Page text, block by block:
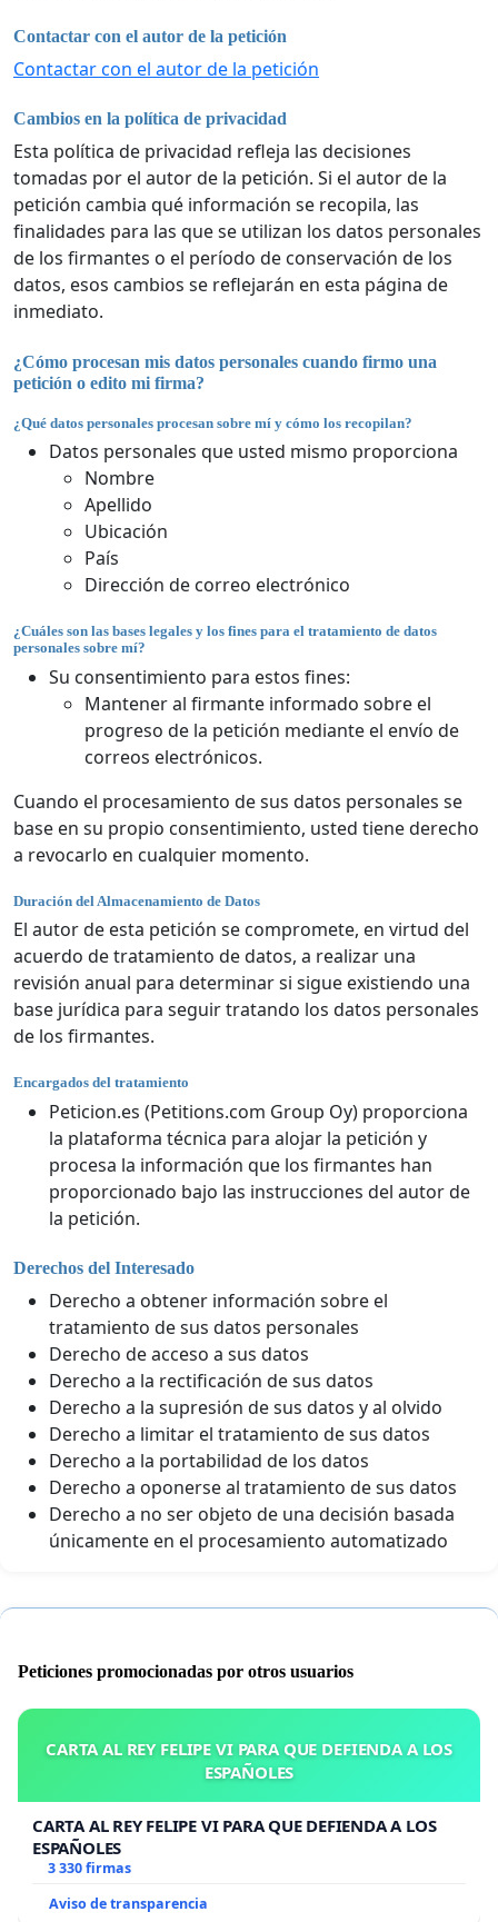
Contactar con el autor de la petición
Contactar con el autor de la petición
Cambios en la política de privacidad
Esta política de privacidad refleja las decisiones
tomadas por el autor de la petición. Si el autor de la
petición cambia qué información se recopila, las
finalidades para las que se utilizan los datos personales
de los firmantes o el período de conservación de los
datos, esos cambios se reflejarán en esta página de
inmediato.
¿Cómo procesan mis datos personales cuando firmo una
petición o edito mi firma?
¿Qué datos personales procesan sobre mí y cómo los recopilan?
Datos personales que usted mismo proporciona
Nombre
Apellido
Ubicación
País
Dirección de correo electrónico
¿Cuáles son las bases legales y los fines para el tratamiento de datos
personales sobre mí?
Su consentimiento para estos fines:
Mantener al firmante informado sobre el
progreso de la petición mediante el envío de
correos electrónicos.
Cuando el procesamiento de sus datos personales se
base en su propio consentimiento, usted tiene derecho
a revocarlo en cualquier momento.
Duración del Almacenamiento de Datos
El autor de esta petición se compromete, en virtud del
acuerdo de tratamiento de datos, a realizar una
revisión anual para determinar si sigue existiendo una
base jurídica para seguir tratando los datos personales
de los firmantes.
Encargados del tratamiento
Peticion.es (Petitions.com Group Oy) proporciona
la plataforma técnica para alojar la petición y
procesa la información que los firmantes han
proporcionado bajo las instrucciones del autor de
la petición.
Derechos del Interesado
Derecho a obtener información sobre el
tratamiento de sus datos personales
Derecho de acceso a sus datos
Derecho a la rectificación de sus datos
Derecho a la supresión de sus datos y al olvido
Derecho a limitar el tratamiento de sus datos
Derecho a la portabilidad de los datos
Derecho a oponerse al tratamiento de sus datos
Derecho a no ser objeto de una decisión basada
únicamente en el procesamiento automatizado
Peticiones promocionadas por otros usuarios
CARTA AL REY FELIPE VI PARA QUE DEFIENDA A LOS
ESPAÑOLES
CARTA AL REY FELIPE VI PARA QUE DEFIENDA A LOS
ESPAÑOLES
3 330 firmas
Aviso de transparencia